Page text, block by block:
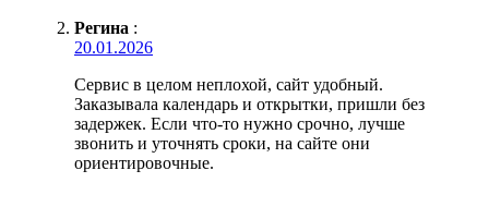
Регина :
20.01.2026
Сервис в целом неплохой, сайт удобный.
Заказывала календарь и открытки, пришли без
задержек. Если что-то нужно срочно, лучше
звонить и уточнять сроки, на сайте они
ориентировочные.